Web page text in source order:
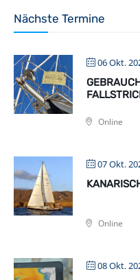
Nächste Termine
06 Okt.
Online
07 Okt.
Online
08 Okt.